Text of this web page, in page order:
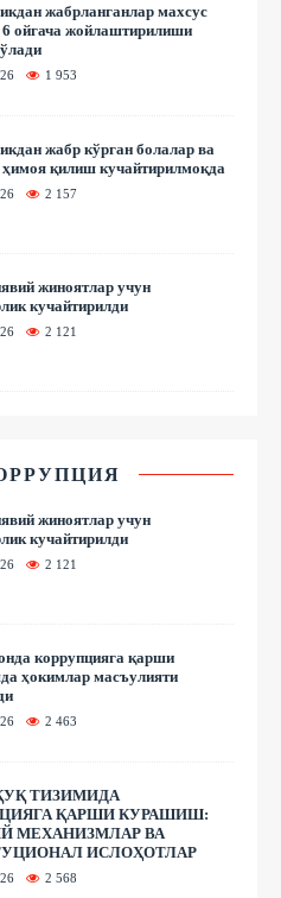
жабрланганлар махсус
6 ойгача жойлаштирилиши
1 953
жабр кўрган болалар ва
ҳимоя қилиш кучайтирилмоқда
2 157
жиноятлар учун
кучайтирилди
2 121
жиноятлар учун
кучайтирилди
2 121
коррупцияга қарши
ҳокимлар масъулияти
2 463
ТИЗИМИДА
ҚАРШИ КУРАШИШ:
МЕХАНИЗМЛАР ВА
ИСЛОҲОТЛАР
2 568